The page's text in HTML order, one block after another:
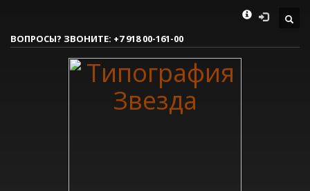
1 Вы делаете заявку.
Согласовываем макет.
Получаете готовый заказ!
ВОПРОСЫ? ЗВОНИТЕ: +7 918 00-161-00